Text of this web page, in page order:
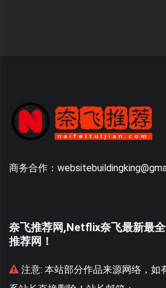
商务合作：
奈飞推荐网,Netflix奈飞最新最
推荐网！
注意: 本站部分作品来源网络，如